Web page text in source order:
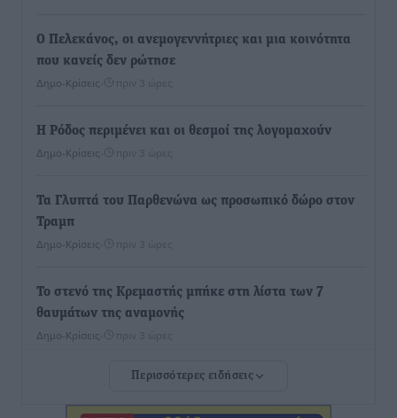
Ο Πελεκάνος, οι ανεμογεννήτριες και μια κοινότητα
που κανείς δεν ρώτησε
Δημο-Κρίσεις πριν 3 ώρες
Η Ρόδος περιμένει και οι θεσμοί της λογομαχούν
Δημο-Κρίσεις πριν 3 ώρες
Τα Γλυπτά του Παρθενώνα ως προσωπικό δώρο στον
Τραμπ
Δημο-Κρίσεις πριν 3 ώρες
Το στενό της Κρεμαστής μπήκε στη λίστα των 7
θαυμάτων της αναμονής
Δημο-Κρίσεις πριν 3 ώρες
ΣΕΤΕ: Σημαντική θεσμική εξέλιξη η ΚΥΑ για το ΕΧΠ
για τον τουρισμό
Περισσότερες ειδήσεις